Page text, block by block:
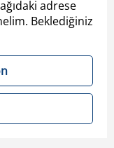
adrese
Beklediğiniz